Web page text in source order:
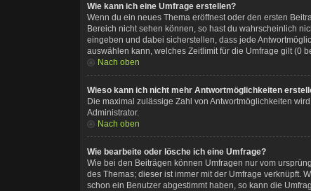
Wie kann ich eine Umfrage erstellen?
Wenn du ein neues Thema eröffnest oder den ersten
Bereich nicht sehen können, so hast du wahrscheinlich
eingeben und dabei sicherstellen, dass jede
auswählen kann, welches Zeitlimit für die Umfrage gilt (0
Nach oben
Wieso kann ich nicht mehr Antwortmöglichkeiten
Die maximal zulässige Zahl von Antwortmöglichkeiten
Administrator.
Nach oben
Wie bearbeite oder lösche ich eine Umfrage?
Wie bei den Beiträgen können Umfragen nur vom
des Themas; dieser ist immer mit der Umfrage verknüpft.
schon ein Benutzer abgestimmt haben, so kann die